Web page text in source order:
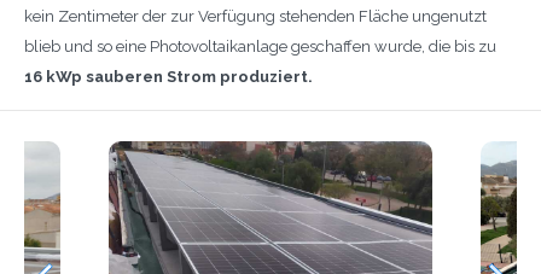
kein Zentimeter der zur Verfügung stehenden Fläche ungenutzt
blieb und so eine Photovoltaikanlage geschaffen wurde, die bis zu
16 kWp sauberen Strom produziert.